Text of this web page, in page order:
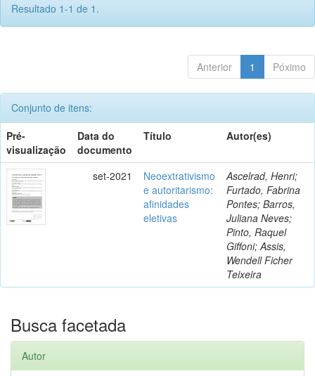
Resultado 1-1 de 1.
Anterior 1 Póximo
Conjunto de itens:
Pré-
visualização
Data do
documento
Título Autor(es)
set-2021
Neoextrativismo
e autoritarismo:
afinidades
eletivas
Ascelrad, Henri;
Furtado, Fabrina
Pontes; Barros,
Juliana Neves;
Pinto, Raquel
Giffoni; Assis,
Wendell Ficher
Teixeira
Busca facetada
Autor